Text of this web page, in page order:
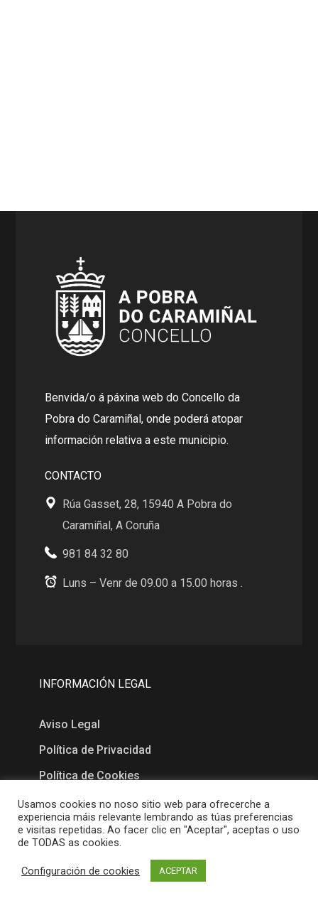
Benvida/o á páxina web do Concello da
Pobra do Caramiñal, onde poderá atopar
información relativa a este municipio.
CONTACTO
Rúa Gasset, 28, 15940 A Pobra do
Caramiñal, A Coruña
981 84 32 80
Luns – Venr de 09.00 a 15.00 horas .
INFORMACIÓN LEGAL
Aviso Legal
Política de Privacidad
Política de Cookies
MAPA
Usamos cookies no noso sitio web para ofrecerche a
experiencia máis relevante lembrando as túas preferencias
e visitas repetidas. Ao facer clic en "Aceptar", aceptas o uso
de TODAS as cookies.
Configuración de cookies ACEPTAR